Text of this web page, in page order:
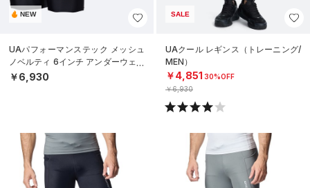
NEW
UAパフォーマンステック メッシュ
ノベルティ 6インチ アンダーウェア
（3枚セット）（トレーニング/ME
￥6,930
SALE
UAクール レギンス（トレーニング/
MEN）
￥4,851 30%OFF
￥6,930